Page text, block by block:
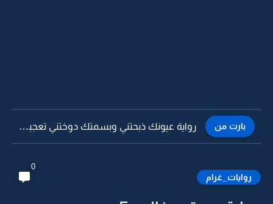
بارت من رواية عيونك ذبحتني وبسمتك دوختني تعجبني -10
روايات_غرام
0